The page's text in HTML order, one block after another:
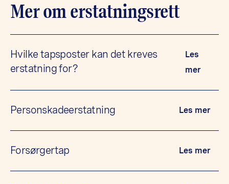
Mer om erstatningsrett
Hvilke tapsposter kan det kreves
erstatning for?
Les
mer
Personskadeerstatning Les mer
Forsørgertap Les mer